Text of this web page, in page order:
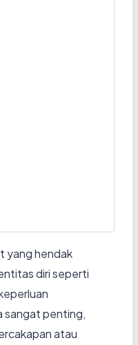
yang hendak
diri seperti
sangat penting,
atau